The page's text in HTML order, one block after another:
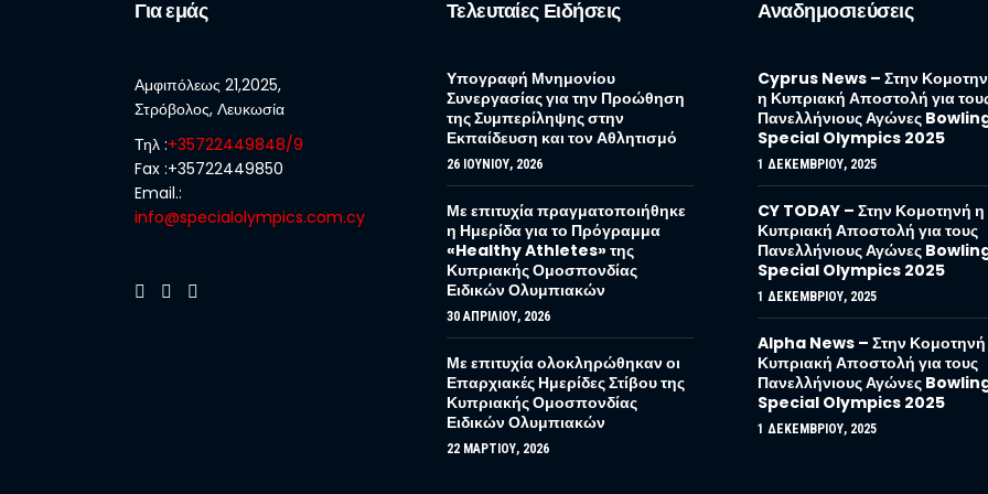
Για εμάς
Αμφιπόλεως 21,2025,
Στρόβολος, Λευκωσία
Τηλ :+35722449848/9
Fax :+35722449850
Email.:
info@specialolympics.com.cy
Τελευταίες Ειδήσεις
Υπογραφή Μνημονίου
Συνεργασίας για την Προώθηση
της Συμπερίληψης στην
Εκπαίδευση και τον Αθλητισμό
26 ΙΟΥΝΊΟΥ, 2026
Με επιτυχία πραγματοποιήθηκε
η Ημερίδα για το Πρόγραμμα
«Healthy Athletes» της
Κυπριακής Ομοσπονδίας
Ειδικών Ολυμπιακών
30 ΑΠΡΙΛΊΟΥ, 2026
Με επιτυχία ολοκληρώθηκαν οι
Επαρχιακές Ημερίδες Στίβου της
Κυπριακής Ομοσπονδίας
Ειδικών Ολυμπιακών
22 ΜΑΡΤΊΟΥ, 2026
Αναδημοσιεύσεις
Cyprus News – Στην
η Κυπριακή Αποστολή για
Πανελλήνιους Αγώνες
Special Olympics 2025
1 ΔΕΚΕΜΒΡΊΟΥ, 2025
CY TODAY – Στην Κομοτηνή η
Κυπριακή Αποστολή για τους
Πανελλήνιους Αγώνες
Special Olympics 2025
1 ΔΕΚΕΜΒΡΊΟΥ, 2025
Alpha News – Στην Κομοτηνή
Κυπριακή Αποστολή για τους
Πανελλήνιους Αγώνες
Special Olympics 2025
1 ΔΕΚΕΜΒΡΊΟΥ, 2025